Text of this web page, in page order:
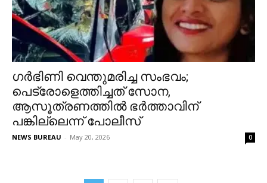
ഗര്‍ഭിണി വെന്തുമരിച്ച സംഭവം;
പെട്രോളെത്തിച്ചത് സോന,
ആസൂത്രണത്തില്‍ ഭര്‍ത്താവിന്
പങ്കില്ലെന്ന് പോലീസ്
NEWS BUREAU - May 20, 2026 0